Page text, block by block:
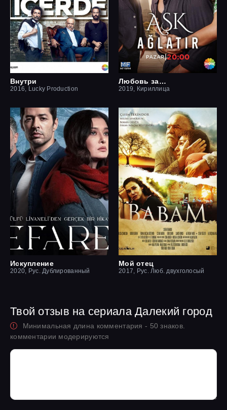
Внутри
2016, Lucky Production
Любовь заставит плакать
2019, Кириллица
Искупление
2020, Рус. Дублированный
Мой отец
2017, Рус. Люб. двухголосый
Твой отзыв на сериала Далекий город
Минимальная длина комментария - 50 знаков.
комментарии модерируются